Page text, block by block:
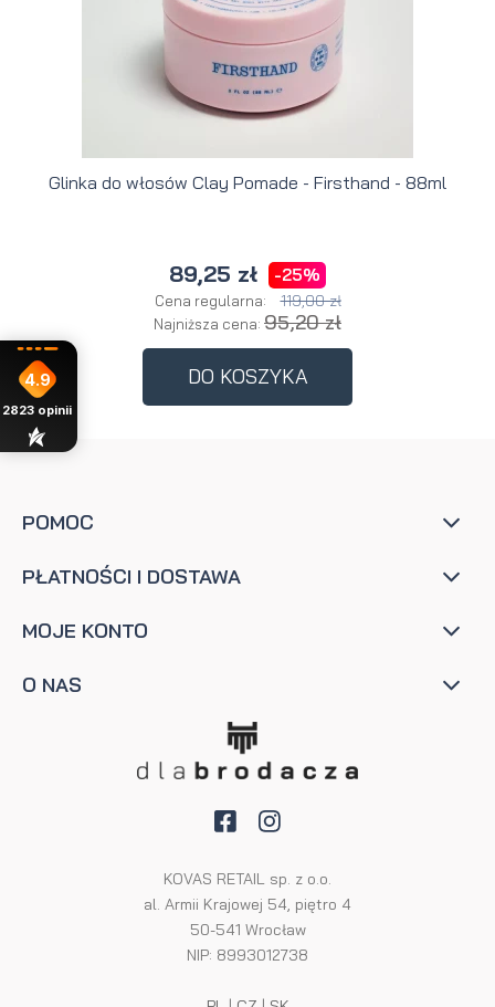
Glinka do włosów Clay Pomade - Firsthand - 88ml
89,25 zł -25%
Cena regularna: 119,00 zł
Najniższa cena: 95,20 zł
DO KOSZYKA
POMOC
PŁATNOŚCI I DOSTAWA
MOJE KONTO
O NAS
KOVAS RETAIL sp. z o.o.
al. Armii Krajowej 54, piętro 4
50-541 Wrocław
NIP: 8993012738
4.9
2823 opinii